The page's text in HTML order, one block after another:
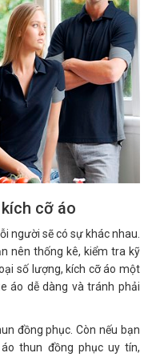
cỡ áo
người sẽ có sự khác nhau.
nên thống kê, kiểm tra kỹ
số lượng, kích cỡ áo một
áo dễ dàng và tránh phải
đồng phục. Còn nếu bạn
thun đồng phục uy tín,